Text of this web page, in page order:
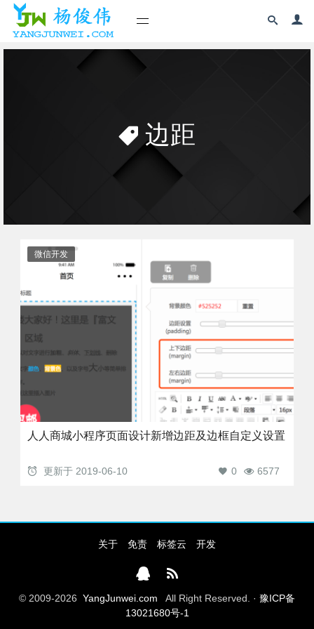
边距
微信开发
人人商城小程序页面设计新增边距及边框自定义设置
更新于 2019-06-10 6577
0
关于 免责 标签云 开发
© 2009-2026 YangJunwei.com All Right Reserved. · 豫ICP备
13021680号-1